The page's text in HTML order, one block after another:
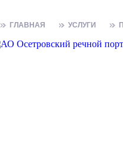
ГЛАВНАЯ УСЛУГИ